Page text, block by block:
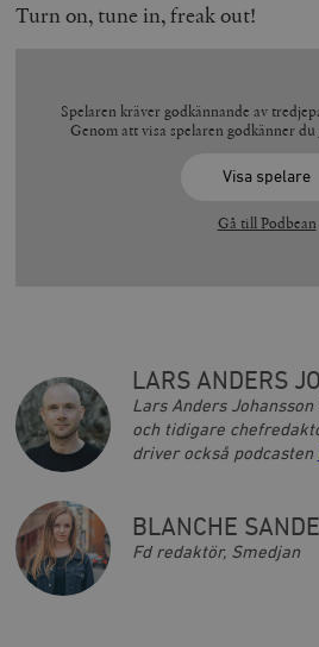
Turn on, tune in, freak out!
Spelaren kräver godkännande av
Genom att visa spelaren godkänner du
Visa spelare
Gå till Podbean
LARS ANDERS
Lars Anders
och tidigare
driver också podcasten
BLANCHE SANDE
Fd redaktör, Smedjan